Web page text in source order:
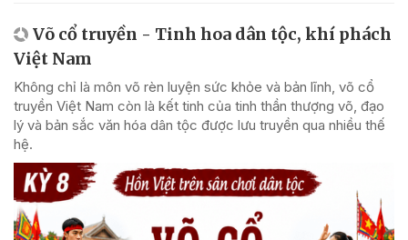
Võ cổ truyền - Tinh hoa dân tộc, khí phách
Việt Nam
Không chỉ là môn võ rèn luyện sức khỏe và bản lĩnh, võ cổ
truyền Việt Nam còn là kết tinh của tinh thần thượng võ, đạo
lý và bản sắc văn hóa dân tộc được lưu truyền qua nhiều thế
hệ.